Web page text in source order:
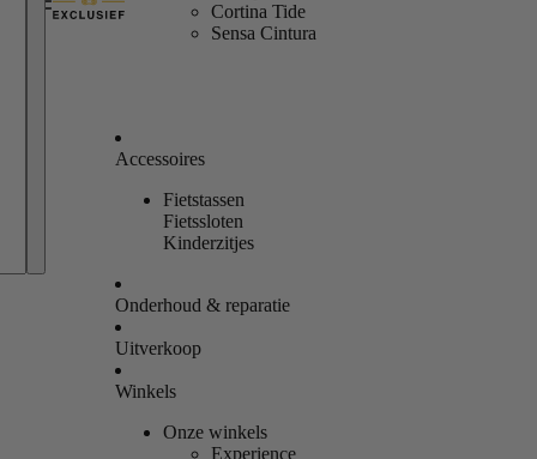
Cortina Tide
Sensa Cintura
Accessoires
Fietstassen
Fietssloten
Kinderzitjes
Onderhoud & reparatie
Uitverkoop
Winkels
Onze winkels
Experience
Bestellingen
Profiel